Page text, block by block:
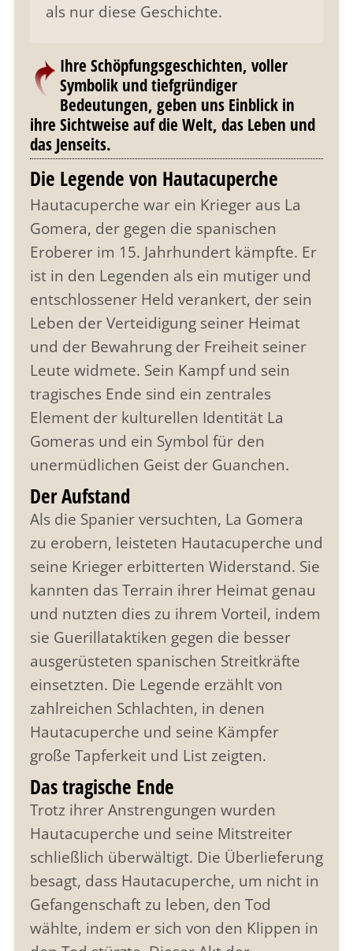
als nur diese Geschichte.
Ihre Schöpfungsgeschichten, voller
Symbolik und tiefgründiger
Bedeutungen, geben uns Einblick in
ihre Sichtweise auf die Welt, das Leben und
das Jenseits.
Die Legende von Hautacuperche
Hautacuperche war ein Krieger aus La
Gomera, der gegen die spanischen
Eroberer im 15. Jahrhundert kämpfte. Er
ist in den Legenden als ein mutiger und
entschlossener Held verankert, der sein
Leben der Verteidigung seiner Heimat
und der Bewahrung der Freiheit seiner
Leute widmete. Sein Kampf und sein
tragisches Ende sind ein zentrales
Element der kulturellen Identität La
Gomeras und ein Symbol für den
unermüdlichen Geist der Guanchen.
Der Aufstand
Als die Spanier versuchten, La Gomera
zu erobern, leisteten Hautacuperche und
seine Krieger erbitterten Widerstand. Sie
kannten das Terrain ihrer Heimat genau
und nutzten dies zu ihrem Vorteil, indem
sie Guerillataktiken gegen die besser
ausgerüsteten spanischen Streitkräfte
einsetzten. Die Legende erzählt von
zahlreichen Schlachten, in denen
Hautacuperche und seine Kämpfer
große Tapferkeit und List zeigten.
Das tragische Ende
Trotz ihrer Anstrengungen wurden
Hautacuperche und seine Mitstreiter
schließlich überwältigt. Die Überlieferung
besagt, dass Hautacuperche, um nicht in
Gefangenschaft zu leben, den Tod
wählte, indem er sich von den Klippen in